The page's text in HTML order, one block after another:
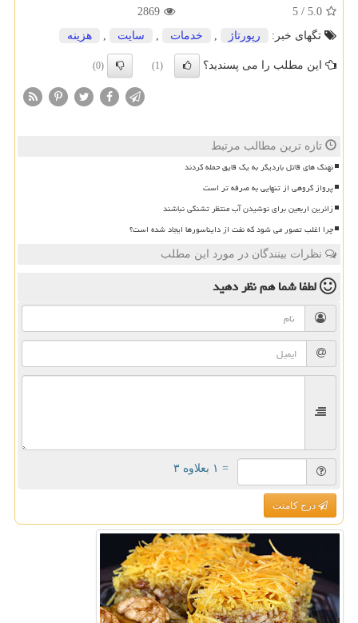
5.0
/
5
2869
تگهای خبر:
رپورتاژ , خدمات , سایت , هزینه
این مطلب را می پسندید؟ (1)
(0)
تازه ترین مطالب مرتبط
نهنگ های قاتل باردیگر به یک قایق حمله کردند
پرواز گروهی از تنهایی به صرفه تر است
زائرین اربعین برای نوشیدن آب منتظر تشنگی نباشند
چرا اغلب تصور می شود که نفت از دایناسورها ایجاد شده است؟
نظرات بینندگان در مورد این مطلب
لطفا شما همنظر دهید
= ۱ بعلاوه ۳
درج کامنت